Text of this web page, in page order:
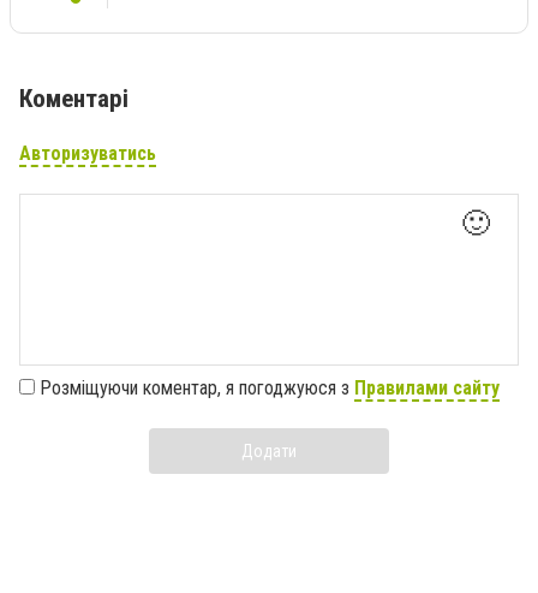
Коментарі
Авторизуватись
🙂
Розміщуючи коментар, я погоджуюся з Правилами сайту
Додати